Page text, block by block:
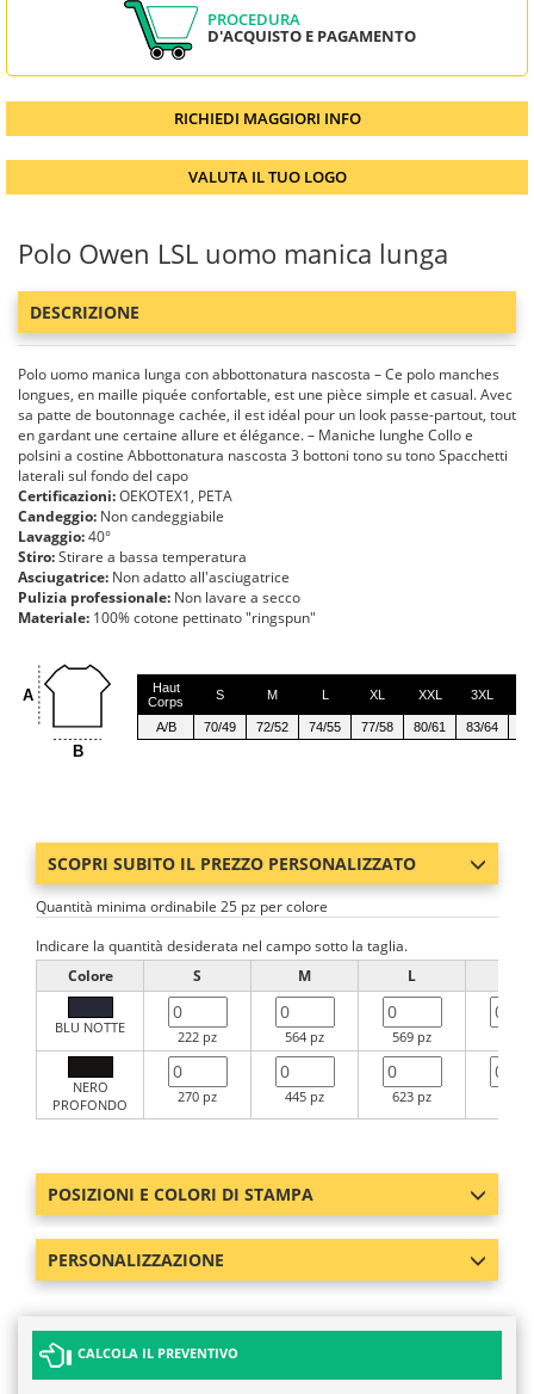
PROCEDURA
D'ACQUISTO E PAGAMENTO
RICHIEDI MAGGIORI INFO
VALUTA IL TUO LOGO
Polo Owen LSL uomo manica lunga
DESCRIZIONE
Polo uomo manica lunga con abbottonatura nascosta – Ce polo manches
longues, en maille piquée confortable, est une pièce simple et casual. Avec
sa patte de boutonnage cachée, il est idéal pour un look passe-partout, tout
en gardant une certaine allure et élégance. – Maniche lunghe Collo e
polsini a costine Abbottonatura nascosta 3 bottoni tono su tono Spacchetti
laterali sul fondo del capo
Certificazioni:OEKOTEX1, PETA
Candeggio: Non candeggiabile
Lavaggio:40°
Stiro:Stirare a bassa temperatura
Asciugatrice: Non adatto all'asciugatrice
Pulizia professionale: Non lavare a secco
Materiale: 100% cotone pettinato "ringspun"
A
B
Haut
Corps
S M L XL XXL 3XL
A/B 70/49 72/52 74/55 77/58 80/61 83/64
SCOPRI SUBITO IL PREZZO PERSONALIZZATO
Quantità minima ordinabile 25 pz per colore
Indicare la quantità desiderata nel campo sotto la taglia.
Colore
S M L
BLU NOTTE
222 pz 564 pz 569 pz
NERO
PROFONDO
270 pz 445 pz 623 pz
POSIZIONI E COLORI DI STAMPA
PERSONALIZZAZIONE
CALCOLA IL PREVENTIVO